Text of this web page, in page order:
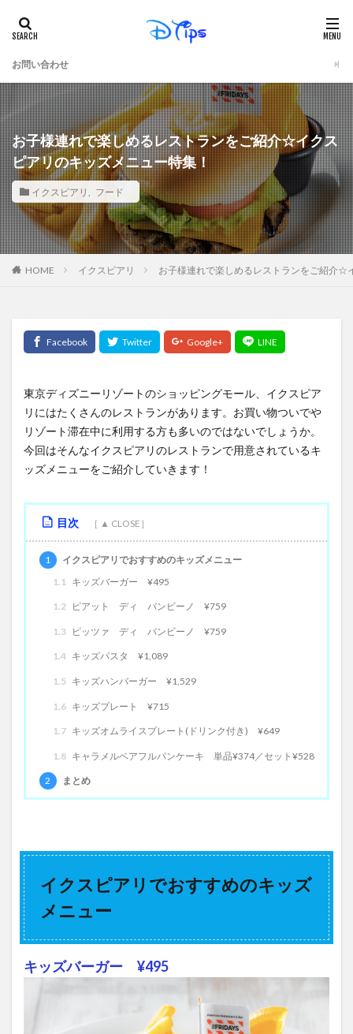
お問い合わせ
お子様連れで楽しめるレストランをご紹介☆イクス
ピアリのキッズメニュー特集！
イクスピアリ フード
HOME イクスピアリ お子様連れで楽しめるレストランをご紹介☆
東京ディズニーリゾートのショッピングモール、イクスピア
リにはたくさんのレストランがあります。お買い物ついでや
リゾート滞在中に利用する方も多いのではないでしょうか。
今回はそんなイクスピアリのレストランで用意されているキ
ッズメニューをご紹介していきます！
目次
1
イクスピアリでおすすめのキッズメニュー
1.1
キッズバーガー ¥495
1.2 ピアット ディ バンビーノ ¥759
1.3 ピッツァ ディ バンビーノ ¥759
1.4 キッズパスタ ¥1,089
1.5 キッズハンバーガー ¥1,529
1.6 キッズプレート ¥715
1.7 キッズオムライスプレート(ドリンク付き) ¥649
1.8 キャラメルベアフルパンケーキ 単品¥374／セット¥528
2 まとめ
イクスピアリでおすすめのキッズ
メニュー
キッズバーガー ¥495